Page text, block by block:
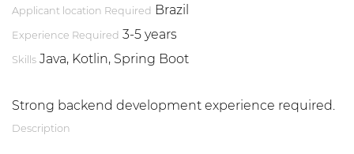
Applicant location Required Brazil
Experience Required 3-5 years
Skills Java, Kotlin, Spring Boot
Strong backend development experience required.
Description